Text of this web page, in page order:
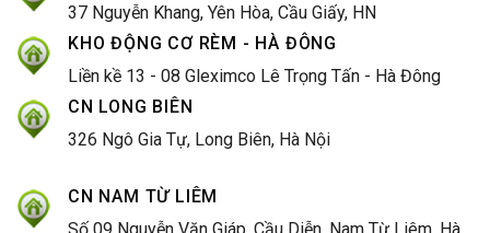
37 Nguyễn Khang, Yên Hòa, Cầu Giấy, HN
KHO ĐỘNG CƠ RÈM - HÀ ĐÔNG
Liền kề 13 - 08 Gleximco Lê Trọng Tấn - Hà Đông
CN LONG BIÊN
326 Ngô Gia Tự, Long Biên, Hà Nội
CN NAM TỪ LIÊM
Số 09 Nguyễn Văn Giáp, Cầu Diễn, Nam Từ Liêm, Hà